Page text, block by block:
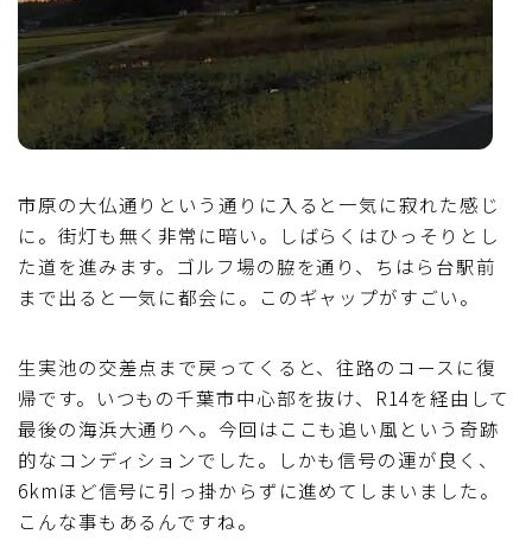
市原の大仏通りという通りに入ると一気に寂れた感じ
に。街灯も無く非常に暗い。しばらくはひっそりとし
た道を進みます。ゴルフ場の脇を通り、ちはら台駅前
まで出ると一気に都会に。このギャップがすごい。
生実池の交差点まで戻ってくると、往路のコースに復
帰です。いつもの千葉市中心部を抜け、R14を経由して
最後の海浜大通りへ。今回はここも追い風という奇跡
的なコンディションでした。しかも信号の運が良く、
6kmほど信号に引っ掛からずに進めてしまいました。
こんな事もあるんですね。